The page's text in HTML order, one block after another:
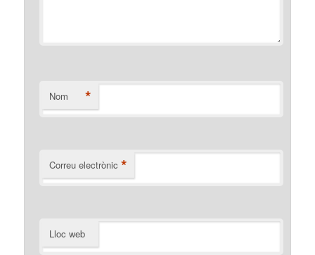
Nom *
Correu electrònic *
Lloc web